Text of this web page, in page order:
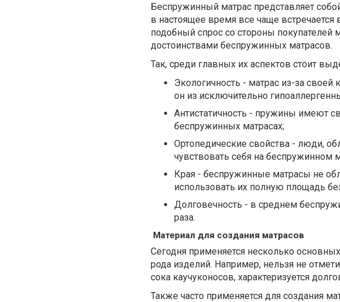
Беспружинный матрас представляет
в настоящее время все чаще
подобный спрос со стороны
достоинствами беспружинных матрасов.
Так, среди главных их аспектов стоит
Экологичность - матрас из-за своей
он из исключительно
Антистатичность - пружины имеют
беспружинных матрасах;
Ортопедические свойства - люди,
чувствовать себя на беспружинном
Края - беспружинные матрасы не
использовать их полную площадь
Долговечность - в среднем
раза.
Материал для создания матрасов
Сегодня применяется несколько
рода изделий. Например, нельзя не
сока каучуконосов, характеризуется
Также часто применяется для создания